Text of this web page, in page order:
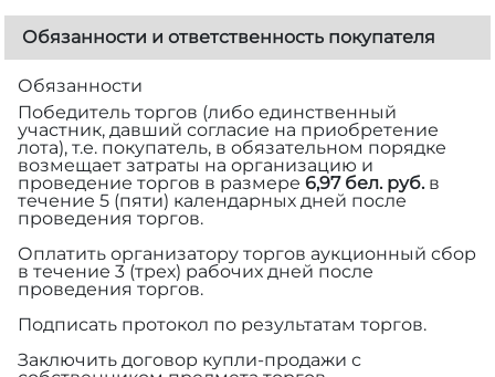
Обязанности и ответственность покупателя
Обязанности
Победитель торгов (либо единственный
участник, давший согласие на приобретение
лота), т.е. покупатель, в обязательном порядке
возмещает затраты на организацию и
проведение торгов в размере 6,97 бел. руб.в
течение 5 (пяти) календарных дней после
проведения торгов.
Оплатить организатору торгов аукционный сбор
в течение 3 (трех) рабочих дней после
проведения торгов.
Подписать протокол по результатам торгов.
Заключить договор купли-продажи с